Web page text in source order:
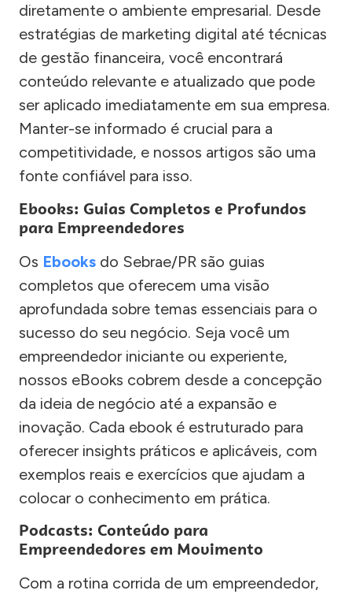
diretamente o ambiente empresarial. Desde
estratégias de marketing digital até técnicas
de gestão financeira, você encontrará
conteúdo relevante e atualizado que pode
ser aplicado imediatamente em sua empresa.
Manter-se informado é crucial para a
competitividade, e nossos artigos são uma
fonte confiável para isso.
Ebooks: Guias Completos e Profundos
para Empreendedores
Os Ebooks do Sebrae/PR são guias
completos que oferecem uma visão
aprofundada sobre temas essenciais para o
sucesso do seu negócio. Seja você um
empreendedor iniciante ou experiente,
nossos eBooks cobrem desde a concepção
da ideia de negócio até a expansão e
inovação. Cada ebook é estruturado para
oferecer insights práticos e aplicáveis, com
exemplos reais e exercícios que ajudam a
colocar o conhecimento em prática.
Podcasts: Conteúdo para
Empreendedores em Movimento
Com a rotina corrida de um empreendedor,